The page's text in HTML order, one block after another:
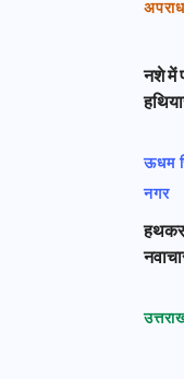
अपराध
नशे में
ऊधम
नगर